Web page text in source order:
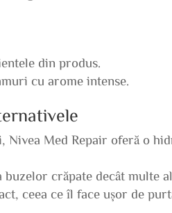
din produs.
cu arome intense.
Nivea Med Repair oferă o
crăpate decât multe
ceea ce îl face ușor de